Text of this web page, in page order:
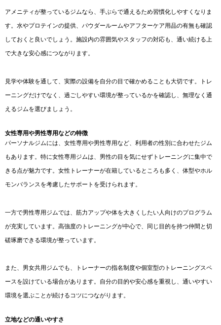
アメニティが整っているジムなら、手ぶらで通えるため習慣化しやすくなりま
す。水やプロテインの提供、パウダールームやアフターケア用品の有無も確認
しておくと良いでしょう。施設内の雰囲気やスタッフの対応も、通い続ける上
で大きな安心感につながります。
見学や体験を通して、実際の設備を自分の目で確かめることも大切です。トレ
ーニングだけでなく、過ごしやすい環境が整っているかを確認し、無理なく通
えるジムを選びましょう。
女性専用や男性専用などの特徴
パーソナルジムには、女性専用や男性専用など、利用者の性別に合わせたジム
もあります。特に女性専用ジムは、男性の目を気にせずトレーニングに集中で
きる点が魅力です。女性トレーナーが在籍しているところも多く、体型やホル
モンバランスを考慮したサポートを受けられます。
一方で男性専用ジムでは、筋力アップや体を大きくしたい人向けのプログラム
が充実しています。高強度のトレーニングが中心で、同じ目的を持つ仲間と切
磋琢磨できる環境が整っています。
また、男女共用ジムでも、トレーナーの指名制度や個室型のトレーニングスペ
ースを設けている場合があります。自分の目的や安心感を重視し、通いやすい
環境を選ぶことが続けるコツにつながります。
立地などの通いやすさ